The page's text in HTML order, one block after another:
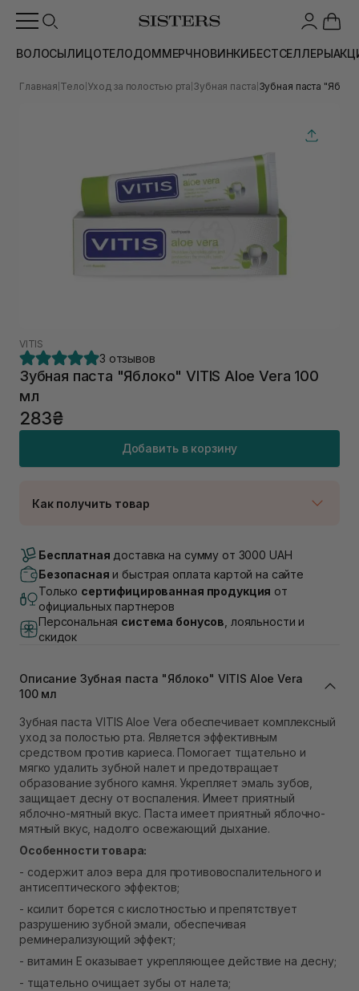
ВОЛОСЫЛИЦОТЕЛОДОММЕРЧНОВИНКИБЕСТСЕЛЛЕРЫ
Главная Тело Уход за полостью рта Зубная паста Зубная паста
VITIS
3 отзывов
Зубная паста "Яблоко" VITIS Aloe Vera 100
мл
283₴
Добавить в корзину
Как получить товар
В наличии
Самовывоз г. Луцк, Винниченка 4
Самовывоз г. Львов, ул. Академика Подстригача,
1В (Duck's Lake)
Самовывоз г. Львов ул. Степана Бандеры 43
Самовывоз Ровно
Самовывоз г. Ровно, ул. Кулика и Гудачека 23 (ТЦ
Экватор)
В наличии
Бесплатная доставка на сумму от 3000 UAH
Безопасная и быстрая оплата картой на сайте
Только сертифицированная продукция от
официальных партнеров
Персональная система бонусов , лояльности и
скидок
Описание Зубная паста "Яблоко" VITIS Aloe Vera
100 мл
Зубная паста VITIS Aloe Vera обеспечивает комплексный
уход за полостью рта. Является эффективным
средством против кариеса. Помогает тщательно и
мягко удалить зубной налет и предотвращает
образование зубного камня. Укрепляет эмаль зубов,
защищает десну от воспаления. Имеет приятный
яблочно-мятный вкус. Паста имеет приятный яблочно-
мятный вкус, надолго освежающий дыхание.
Особенности товара:
- содержит алоэ вера для противовоспалительного и
антисептического эффектов;
- ксилит борется с кислотностью и препятствует
разрушению зубной эмали, обеспечивая
реминерализующий эффект;
- витамин Е оказывает укрепляющее действие на десну;
- тщательно очищает зубы от налета;